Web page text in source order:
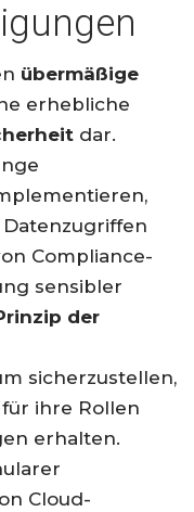
übermäßige
erhebliche
dar.
Compliance-
sensibler
der
sicherzustellen,
ihre Rollen
erhalten.
Cloud-